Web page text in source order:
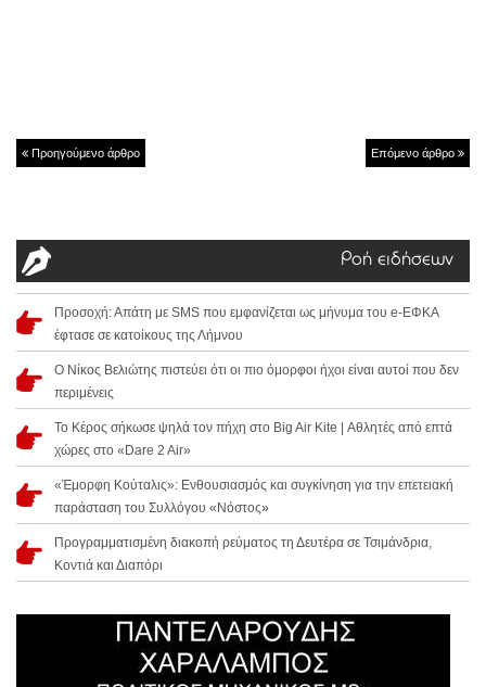
Προηγούμενο άρθρο Επόμενο άρθρο
Ροή ειδήσεων
Προσοχή: Απάτη με SMS που εμφανίζεται ως μήνυμα του e-ΕΦΚΑ
έφτασε σε κατοίκους της Λήμνου
Ο Νίκος Βελιώτης πιστεύει ότι οι πιο όμορφοι ήχοι είναι αυτοί που δεν
περιμένεις
Το Κέρος σήκωσε ψηλά τον πήχη στο Big Air Kite | Αθλητές από επτά
χώρες στο «Dare 2 Air»
«Έμορφη Κούταλις»: Ενθουσιασμός και συγκίνηση για την επετειακή
παράσταση του Συλλόγου «Νόστος»
Προγραμματισμένη διακοπή ρεύματος τη Δευτέρα σε Τσιμάνδρια,
Κοντιά και Διαπόρι